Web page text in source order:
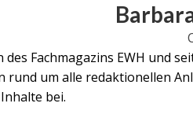
Fachmagazins EWH und
um alle redaktionellen
bei.